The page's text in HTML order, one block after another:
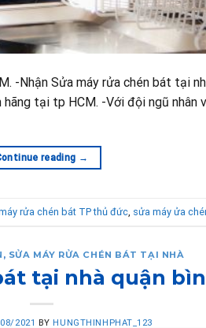
-Nhận Sửa máy rửa chén bát tại
tại tp HCM. -Với đội ngũ nhân
reading →
rửa chén bát TP thủ đức sửa máy ửa
, SỬA MÁY RỬA CHÉN BÁT TẠI NHÀ
tại nhà quận
2021 BY HUNGTHINHPHAT_123